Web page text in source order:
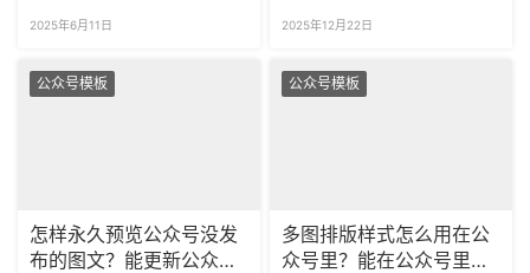
2025年6月11日 2025年12月22日
公众号模板
怎样永久预览公众号没发
布的图文？能更新公众号
公众号模板
多图排版样式怎么用在公
众号里？能在公众号里插